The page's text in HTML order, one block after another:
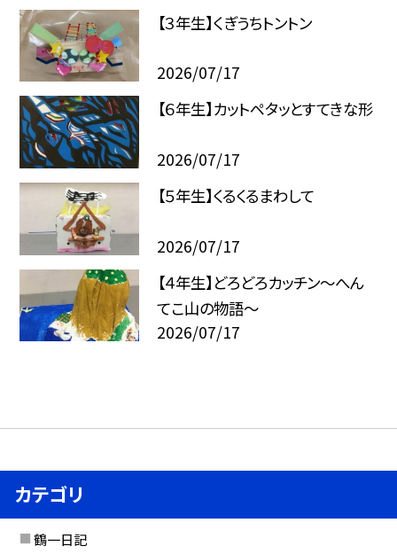
【３年生】くぎうちトントン
2026/07/17
【６年生】カットペタッとすてきな形
2026/07/17
【５年生】くるくるまわして
2026/07/17
【４年生】どろどろカッチン〜へん
てこ山の物語〜
2026/07/17
カテゴリ
鶴一日記